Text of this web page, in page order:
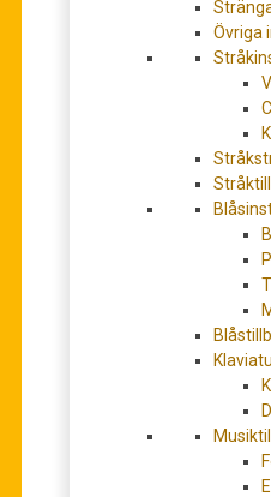
Övriga
Beethoven, Ludwig van:
Quartet in E-flat major
LÄGG